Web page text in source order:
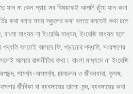
যান না কেন প্রায় সব বিষয়কেই আপনি ছুঁয়ে যান কথা
কথা বলার সময় স্কুলের কথা বলতে বলতেই কথা চলে
মাধ্যম না ইংরেজি মাধ্যম, ইংরেজি মাধ্যম হলে
পদ্ধতি বললেই আসবে ফি, পড়ানোর পদ্ধতি, সংরক্ষণের
আসবে রাজনীতির কথা। বাংলা মাধ্যমে না ইংরেজি
সামর্থ্য-অসমর্থ্য, চালচলন ও জীবনধারা, কুসঙ্গ,
জীবিকা বা ব্যবসায়ের ভালো-মন্দ, ব্যবসায়ের কথা